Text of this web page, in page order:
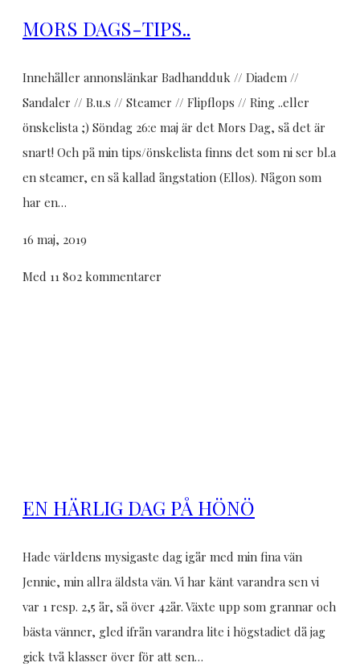
MORS DAGS-TIPS..
Innehåller annonslänkar Badhandduk // Diadem //
Sandaler // B.u.s // Steamer // Flipflops // Ring ..eller
önskelista ;) Söndag 26:e maj är det Mors Dag, så det är
snart! Och på min tips/önskelista finns det som ni ser bl.a
en steamer, en så kallad ångstation (Ellos). Någon som
har en…
16 maj, 2019
Med 11 802 kommentarer
EN HÄRLIG DAG PÅ HÖNÖ
Hade världens mysigaste dag igår med min fina vän
Jennie, min allra äldsta vän. Vi har känt varandra sen vi
var 1 resp. 2,5 år, så över 42år. Växte upp som grannar och
bästa vänner, gled ifrån varandra lite i högstadiet då jag
gick två klasser över för att sen…